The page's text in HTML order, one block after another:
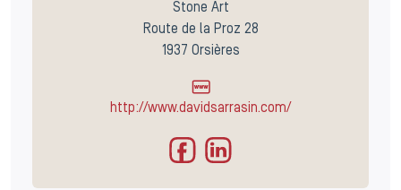
Stone Art
Route de la Proz 28
1937 Orsières
http://www.davidsarrasin.com/